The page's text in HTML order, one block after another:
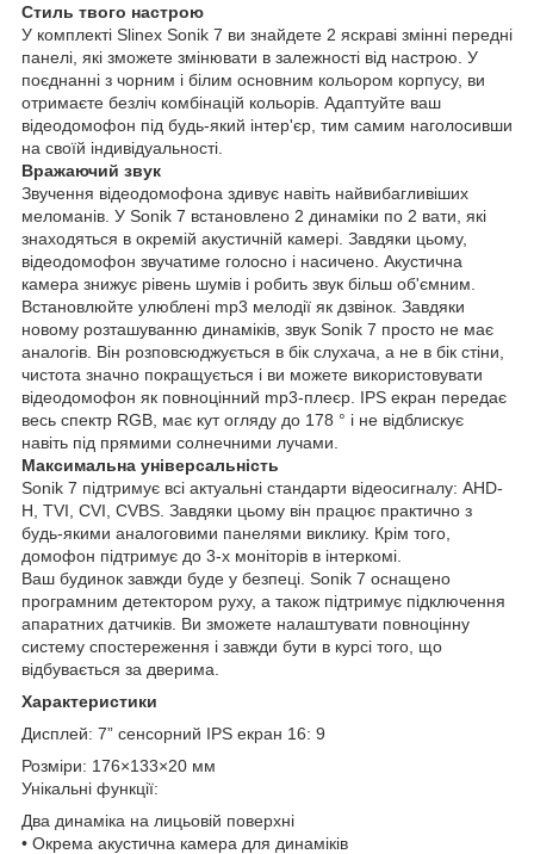
Стиль твого настрою
У комплекті Slinex Sonik 7 ви знайдете 2 яскраві змінні передні
панелі, які зможете змінювати в залежності від настрою. У
поєднанні з чорним і білим основним кольором корпусу, ви
отримаєте безліч комбінацій кольорів. Адаптуйте ваш
відеодомофон під будь-який інтер'єр, тим самим наголосивши
на своїй індивідуальності.
Вражаючий звук
Звучення відеодомофона здивує навіть найвибагливіших
меломанів. У Sonik 7 встановлено 2 динаміки по 2 вати, які
знаходяться в окремій акустичній камері. Завдяки цьому,
відеодомофон звучатиме голосно і насичено. Акустична
камера знижує рівень шумів і робить звук більш об'ємним.
Встановлюйте улюблені mp3 мелодії як дзвінок. Завдяки
новому розташуванню динаміків, звук Sonik 7 просто не має
аналогів. Він розповсюджується в бік слухача, а не в бік стіни,
чистота значно покращується і ви можете використовувати
відеодомофон як повноцінний mp3-плеєр. IPS екран передає
весь спектр RGB, має кут огляду до 178 ° і не відблискує
навіть під прямими солнечними лучами.
Максимальна універсальність
Sonik 7 підтримує всі актуальні стандарти відеосигналу: AHD-
H, TVI, CVI, CVBS. Завдяки цьому він працює практично з
будь-якими аналоговими панелями виклику. Крім того,
домофон підтримує до 3-х моніторів в інтеркомі.
Ваш будинок завжди буде у безпеці. Sonik 7 оснащено
програмним детектором руху, а також підтримує підключення
апаратних датчиків. Ви зможете налаштувати повноцінну
систему спостереження і завжди бути в курсі того, що
відбувається за дверима.
Характеристики
Дисплей: 7” сенсорний IPS екран 16: 9
Розміри: 176×133×20 мм
Унікальні функції:
Два динаміка на лицьовій поверхні
• Окрема акустична камера для динаміків